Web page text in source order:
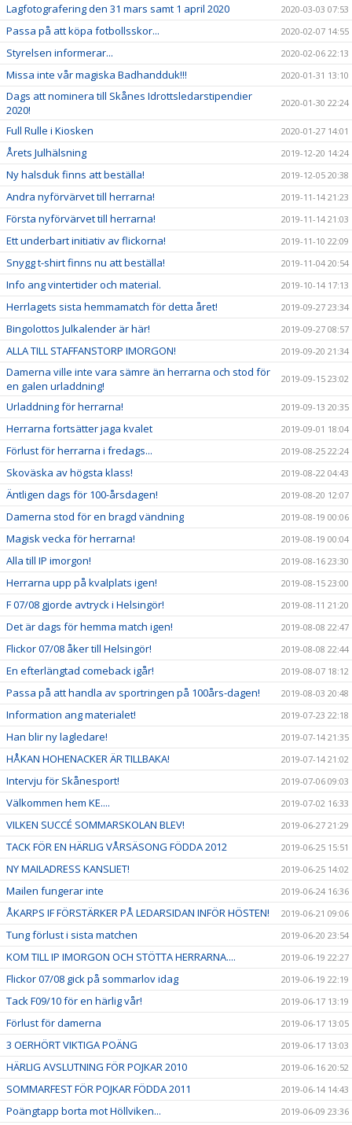
Lagfotografering den 31 mars samt 1 april 2020 2020-03-03 07:53
Passa på att köpa fotbollsskor... 2020-02-07 14:55
Styrelsen informerar... 2020-02-06 22:13
Missa inte vår magiska Badhandduk!!! 2020-01-31 13:10
Dags att nominera till Skånes Idrottsledarstipendier
2020!
2020-01-30 22:24
Full Rulle i Kiosken 2020-01-27 14:01
Årets Julhälsning 2019-12-20 14:24
Ny halsduk finns att beställa! 2019-12-05 20:38
Andra nyförvärvet till herrarna! 2019-11-14 21:23
Första nyförvärvet till herrarna! 2019-11-14 21:03
Ett underbart initiativ av flickorna! 2019-11-10 22:09
Snygg t-shirt finns nu att beställa! 2019-11-04 20:54
Info ang vintertider och material. 2019-10-14 17:13
Herrlagets sista hemmamatch för detta året! 2019-09-27 23:34
Bingolottos Julkalender är här! 2019-09-27 08:57
ALLA TILL STAFFANSTORP IMORGON! 2019-09-20 21:34
Damerna ville inte vara sämre än herrarna och stod för
en galen urladdning!
2019-09-15 23:02
Urladdning för herrarna! 2019-09-13 20:35
Herrarna fortsätter jaga kvalet 2019-09-01 18:04
Förlust för herrarna i fredags... 2019-08-25 22:24
Skoväska av högsta klass! 2019-08-22 04:43
Äntligen dags för 100-årsdagen! 2019-08-20 12:07
Damerna stod för en bragd vändning 2019-08-19 00:06
Magisk vecka för herrarna! 2019-08-19 00:04
Alla till IP imorgon! 2019-08-16 23:30
Herrarna upp på kvalplats igen! 2019-08-15 23:00
F 07/08 gjorde avtryck i Helsingör! 2019-08-11 21:20
Det är dags för hemma match igen! 2019-08-08 22:47
Flickor 07/08 åker till Helsingör! 2019-08-08 22:44
En efterlängtad comeback igår! 2019-08-07 18:12
Passa på att handla av sportringen på 100års-dagen! 2019-08-03 20:48
Information ang materialet! 2019-07-23 22:18
Han blir ny lagledare! 2019-07-14 21:35
HÅKAN HOHENACKER ÄR TILLBAKA! 2019-07-14 21:02
Intervju för Skånesport! 2019-07-06 09:03
Välkommen hem KE.... 2019-07-02 16:33
VILKEN SUCCÉ SOMMARSKOLAN BLEV! 2019-06-27 21:29
TACK FÖR EN HÄRLIG VÅRSÄSONG FÖDDA 2012 2019-06-25 15:51
NY MAILADRESS KANSLIET! 2019-06-25 14:02
Mailen fungerar inte 2019-06-24 16:36
ÅKARPS IF FÖRSTÄRKER PÅ LEDARSIDAN INFÖR HÖSTEN! 2019-06-21 09:06
Tung förlust i sista matchen 2019-06-20 23:54
KOM TILL IP IMORGON OCH STÖTTA HERRARNA.... 2019-06-19 22:27
Flickor 07/08 gick på sommarlov idag 2019-06-19 22:19
Tack F09/10 för en härlig vår! 2019-06-17 13:19
Förlust för damerna 2019-06-17 13:05
3 OERHÖRT VIKTIGA POÄNG 2019-06-17 13:03
HÄRLIG AVSLUTNING FÖR POJKAR 2010 2019-06-16 20:52
SOMMARFEST FÖR POJKAR FÖDDA 2011 2019-06-14 14:43
Poängtapp borta mot Höllviken... 2019-06-09 23:36